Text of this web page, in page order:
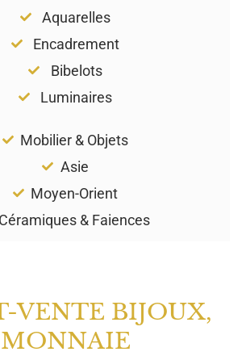
Aquarelles
Encadrement
Bibelots
Luminaires
Mobilier & Objets
Asie
Moyen-Orient
Céramiques & Faiences
VENTE BIJOUX,
MONNAIE